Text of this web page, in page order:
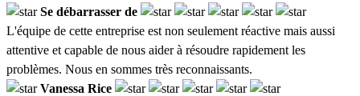
Se débarrasser de
L'équipe de cette entreprise est non seulement réactive mais aussi
attentive et capable de nous aider à résoudre rapidement les
problèmes. Nous en sommes très reconnaissants.
Vanessa Rice